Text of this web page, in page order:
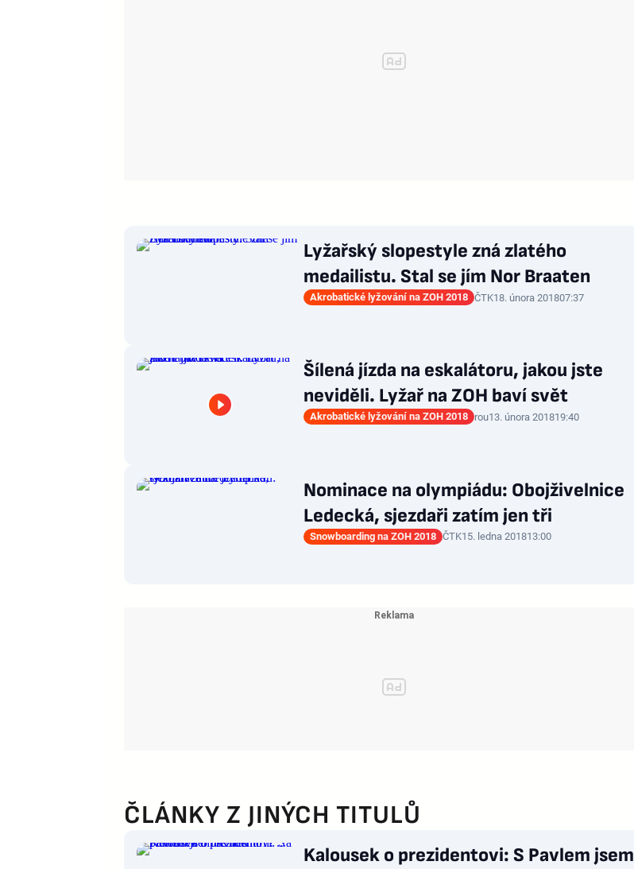
Lyžařský slopestyle zná zlatého
medailistu. Stal se jím Nor Braaten
Akrobatické lyžování na ZOH 2018 ČTK18. února 201807:37
Šílená jízda na eskalátoru, jakou jste
neviděli. Lyžař na ZOH baví svět
Akrobatické lyžování na ZOH 2018 rou13. února 201819:40
Nominace na olympiádu: Obojživelnice
Ledecká, sjezdaři zatím jen tři
Snowboarding na ZOH 2018 ČTK15. ledna 201813:00
ČLÁNKY Z JINÝCH TITULŮ
Kalousek o prezidentovi: S Pavlem jsem